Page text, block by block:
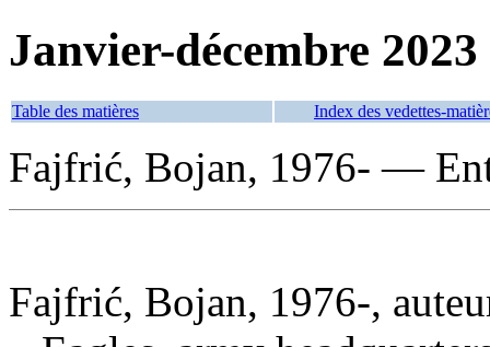
Janvier-décembre 2023
Table des matières Index des vedettes-
Fajfrić, Bojan, 1976- —
Fajfrić, Bojan, 1976-,